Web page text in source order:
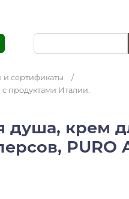
сертификаты
/
продуктами Италии.
душа, крем
PURO